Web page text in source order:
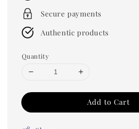
Secure payments
Authentic products
Quantity
Add to Cart